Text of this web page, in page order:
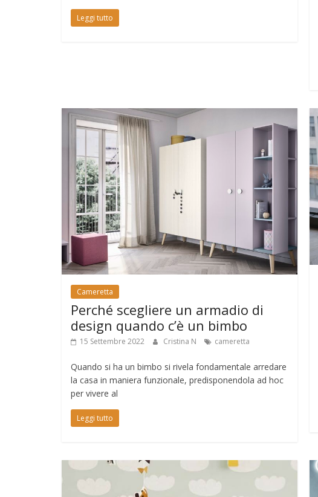
Leggi tutto
Cameretta
Perché scegliere un armadio di
design quando c’è un bimbo
15 Settembre 2022 Cristina N cameretta
Quando si ha un bimbo si rivela fondamentale arredare
la casa in maniera funzionale, predisponendola ad hoc
per vivere al
Leggi tutto